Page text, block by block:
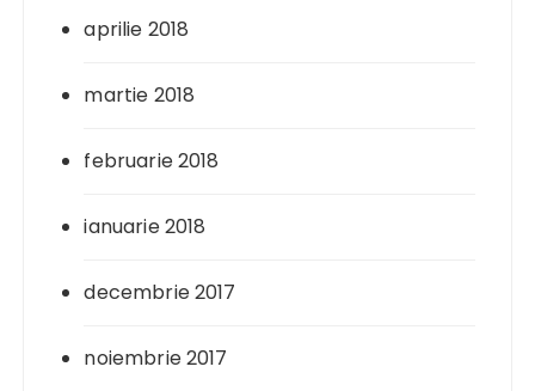
aprilie 2018
martie 2018
februarie 2018
ianuarie 2018
decembrie 2017
noiembrie 2017